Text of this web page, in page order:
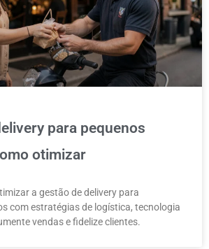
para pequenos
otimizar
a gestão de delivery para
com estratégias de logística, tecnologia
vendas e fidelize clientes.